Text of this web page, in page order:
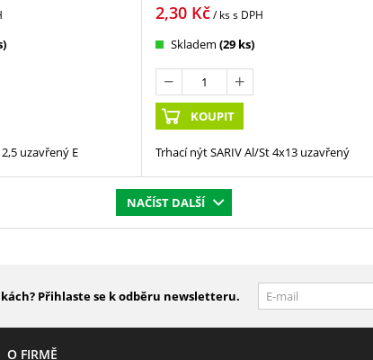
uzavřený E
2,30Kč/ kss DPH
Skladem (29 ks)
KOUPIT
Trhací nýt SARIV Al/St 4x13 uzavřený
NAČÍST DALŠÍ
Přihlaste se k odběru newsletteru.
O FIRMĚ